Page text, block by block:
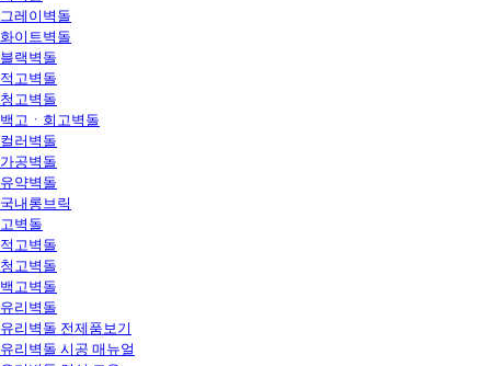
그레이벽돌
화이트벽돌
블랙벽돌
적고벽돌
청고벽돌
백고ㆍ회고벽돌
컬러벽돌
가공벽돌
유약벽돌
국내롱브릭
고벽돌
적고벽돌
청고벽돌
백고벽돌
유리벽돌
유리벽돌 전제품보기
유리벽돌 시공 매뉴얼